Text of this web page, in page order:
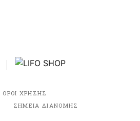
ΟΡΟΙ ΧΡΗΣΗΣ
ΣΗΜΕΙΑ ΔΙΑΝΟΜΗΣ